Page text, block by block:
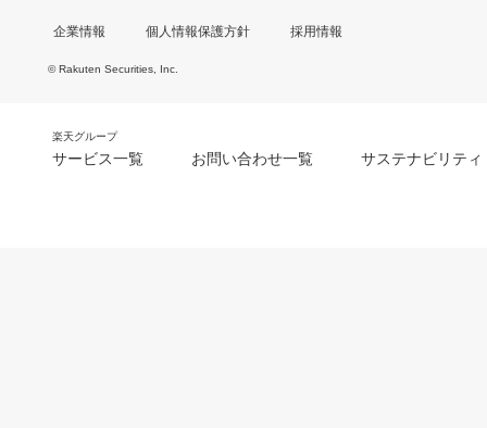
企業情報 個人情報保護方針 採用情報
© Rakuten Securities, Inc.
楽天グループ
サービス一覧 お問い合わせ一覧 サステナビリティ